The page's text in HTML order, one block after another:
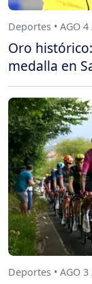
Deportes • AGO 4
Oro
medalla en
Deportes • AGO 3